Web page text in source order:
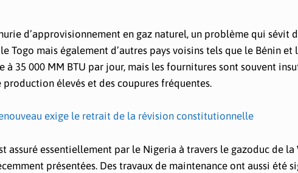
d’approvisionnement en gaz naturel, un problème qui sévit
Togo mais également d’autres pays voisins tels que le Bénin et
à 35 000 MM BTU par jour, mais les fournitures sont souvent
élevés et des coupures fréquentes.
exige le retrait de la révision constitutionnelle
assuré essentiellement par le Nigeria à travers le gazoduc de la
présentées. Des travaux de maintenance ont aussi été